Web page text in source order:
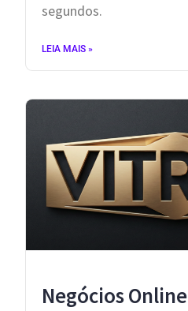
segundos.
LEIA MAIS »
Negócios Online